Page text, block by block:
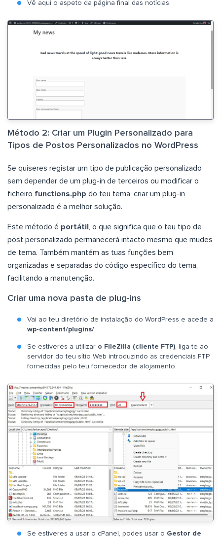
Vê aqui o aspeto da página final das notícias.
Método 2: Criar um Plugin Personalizado para
Tipos de Postos Personalizados no WordPress
Se quiseres registar um tipo de publicação personalizado
sem depender de um plug-in de terceiros ou modificar o
ficheiro functions.php do teu tema, criar um plug-in
personalizado é a melhor solução.
Este método é portátil , o que significa que o teu tipo de
post personalizado permanecerá intacto mesmo que mudes
de tema. Também mantém as tuas funções bem
organizadas e separadas do código específico do tema,
facilitando a manutenção.
Criar uma nova pasta de plug-ins
Vai ao teu diretório de instalação do WordPress e acede a
wp-content/plugins/.
Se estiveres a utilizar o FileZilla (cliente FTP), liga-te ao
servidor do teu sítio Web introduzindo as credenciais FTP
fornecidas pelo teu fornecedor de alojamento.
Se estiveres a usar o cPanel, podes usar o Gestor de